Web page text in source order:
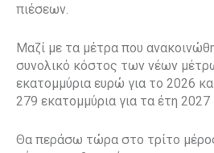
πιέσεων.
Μαζί με τα μέτρα που
συνολικό κόστος των νέων
εκατομμύρια ευρώ για το 2026
279 εκατομμύρια για τα έτη 2027
Θα περάσω τώρα στο τρίτο